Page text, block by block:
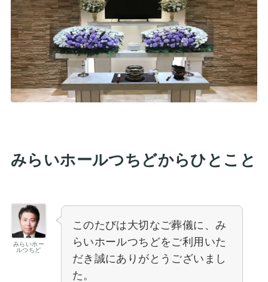
みらいホールつちどからひとこと
みらいホー
ルつちど
このたびは大切なご葬儀に、み
らいホールつちどをご利用いた
だき誠にありがとうございまし
た。